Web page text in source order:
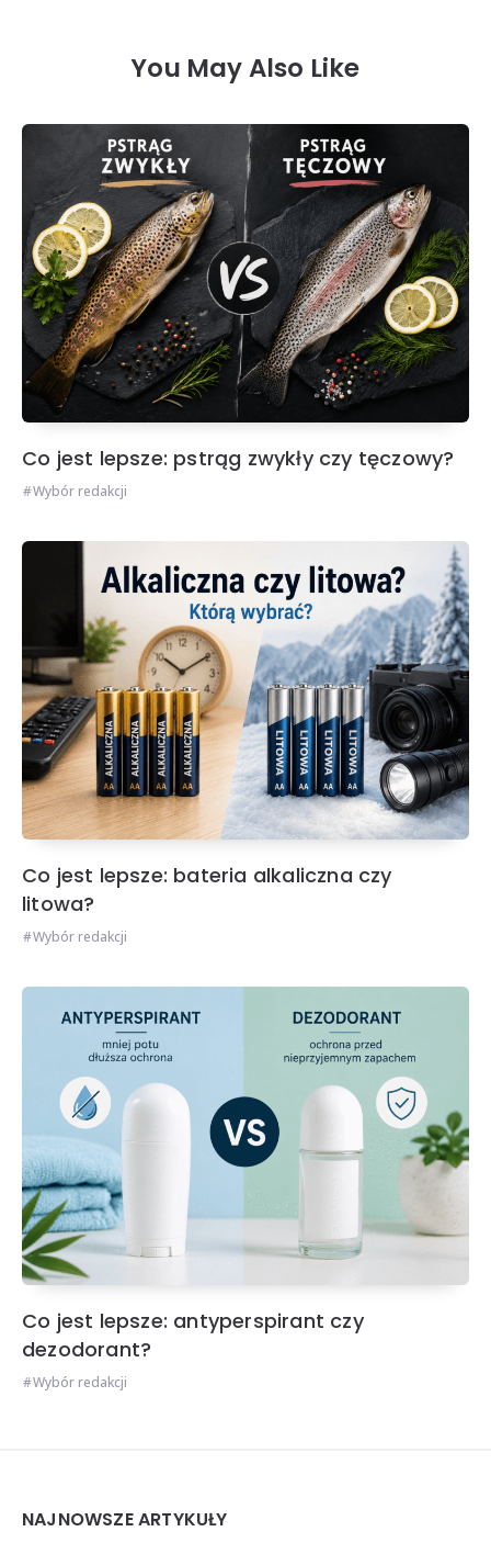
You May Also Like
Co jest lepsze: pstrąg zwykły czy tęczowy?
Wybór redakcji
Co jest lepsze: bateria alkaliczna czy
litowa?
Wybór redakcji
Co jest lepsze: antyperspirant czy
dezodorant?
Wybór redakcji
Widgets
NAJNOWSZE ARTYKUŁY